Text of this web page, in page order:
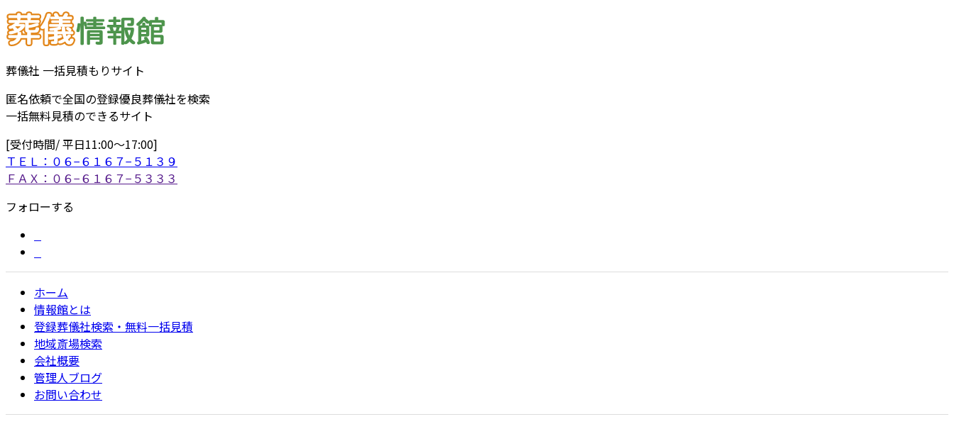
葬儀社 一括見積もりサイト
匿名依頼で全国の登録優良葬儀社を検索
一括無料見積のできるサイト
[受付時間/ 平日11:00〜17:00]
ＴＥＬ：０６−６１６７−５１３９
ＦＡＸ：０６−６１６７−５３３３
フォローする
ホーム
情報館とは
登録葬儀社検索・無料一括見積
地域斎場検索
会社概要
管理人ブログ
お問い合わせ